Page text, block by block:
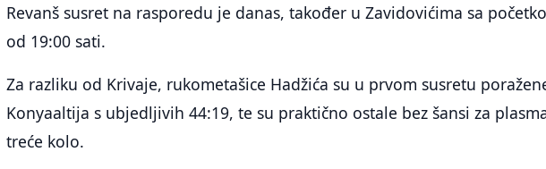
Revanš susret na rasporedu je danas, također u Zavidovićima sa
od 19:00 sati.
Za razliku od Krivaje, rukometašice Hadžića su u prvom susretu
Konyaaltija s ubjedljivih 44:19, te su praktično ostale bez šansi za
treće kolo.